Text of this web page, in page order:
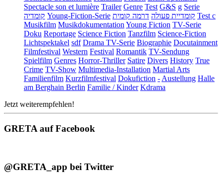
Spectacle son et lumière Trailer Genre Test G&S g Serie
קומדיה Young-Fiction-Serie קומדיית פעולה דרמה קומית
Test c
Musikfilm Musikdokumentation Young Fiction TV-Serie
Doku Reportage Science Fiction Tanzfilm Science-Fiction
Lichtspektakel sdf Drama TV-Serie Biographie Docutainment
Filmfestival Western Festival Romantik TV-Sendung
Spielfilm Genres Horror-Thriller Satire Divers History True
Crime TV-Show Multimedia-Installation Martial Arts
Familienfilm Kurzfilmfestival Dokufiction - Austellung Halle
am Berghain Berlin Familie / Kinder Kdrama
Jetzt weiterempfehlen!
GRETA auf Facebook
@GRETA_app bei Twitter